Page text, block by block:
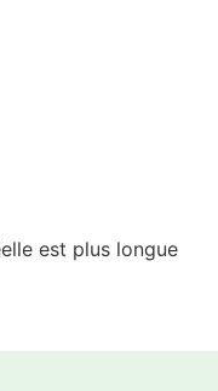
est plus longue